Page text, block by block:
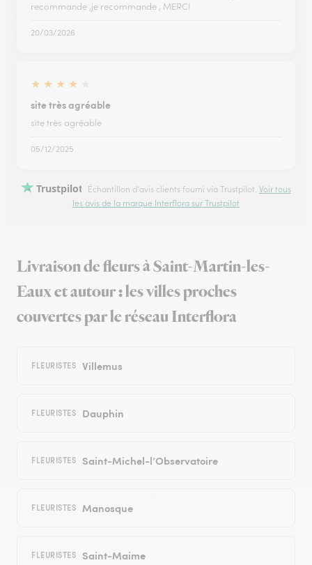
recommande ,je recommande , MERCI
20/03/2026
★ ★ ★ ★
site très agréable
site très agréable
05/12/2025
Trustpilot Échantillon d'avis clients fourni via Trustpilot. Voir tous
les avis de la marque Interflora sur Trustpilot
Livraison de fleurs à Saint-Martin-les-
Eaux et autour : les villes proches
couvertes par le réseau Interflora
FLEURISTES Villemus
FLEURISTES Dauphin
FLEURISTES Saint-Michel-l’Observatoire
FLEURISTES Manosque
FLEURISTES Saint-Maime